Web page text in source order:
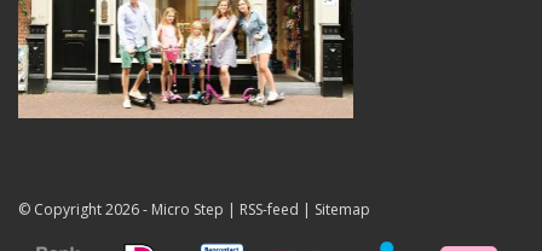
© Copyright 2026 - Micro Step | RSS-feed | Sitemap